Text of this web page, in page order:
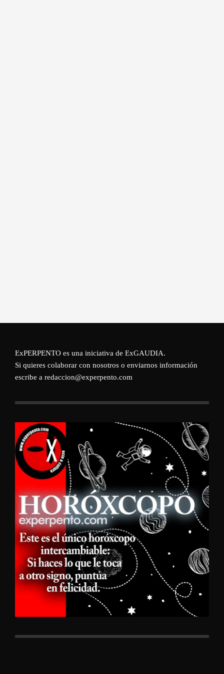
ExPERPENTO es una iniciativa de ExGAUDIA.
Si quieres colaborar con nosotros o enviarnos información
escribe a redaccion@experpento.com